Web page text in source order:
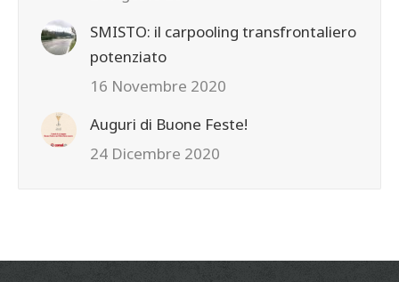
SMISTO: il carpooling transfrontaliero
potenziato
16 Novembre 2020
Auguri di Buone Feste!
24 Dicembre 2020